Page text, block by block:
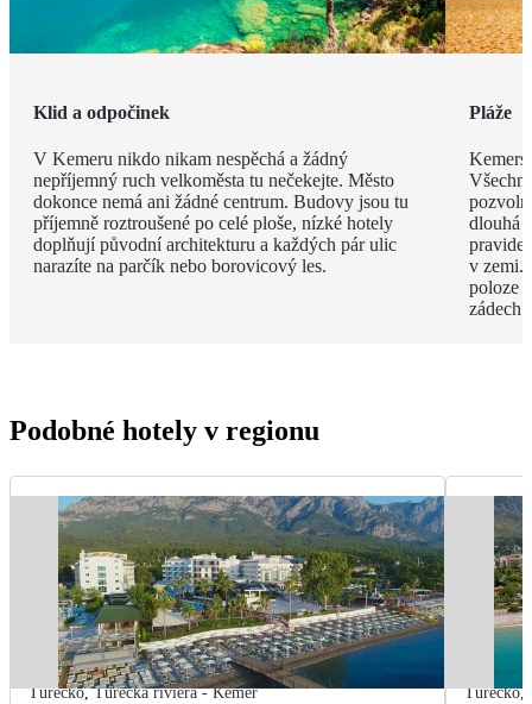
Klid a odpočinek
V Kemeru nikdo nikam nespěchá a žádný
nepříjemný ruch velkoměsta tu nečekejte. Město
dokonce nemá ani žádné centrum. Budovy jsou tu
příjemně roztroušené po celé ploše, nízké hotely
doplňují původní architekturu a každých pár ulic
narazíte na parčík nebo borovicový les.
Pláže
dlouhá
v zemi.
poloze
zádech.
Podobné hotely v regionu
Turecko,Turecká riviéra - Kemer Turecko,